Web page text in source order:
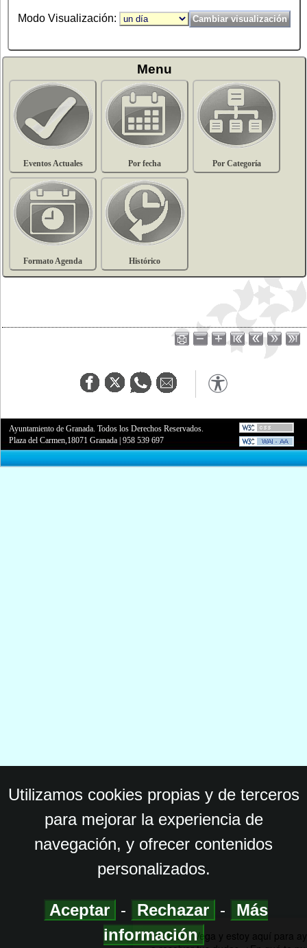
Modo Visualización:
Menu
Eventos Actuales Por fecha Por Categoría
Formato Agenda Histórico
Ayuntamiento de Granada. Todos los Derechos Reservados.
Plaza del Carmen,18071 Granada |958 539 697
Utilizamos cookies propias y de terceros
para mejorar la experiencia de
navegación, y ofrecer contenidos
personalizados.
Aceptar - Rechazar -
Más
información